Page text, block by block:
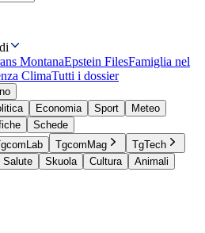
MontanaEpstein FilesFamiglia nel
ClimaTutti i dossier
Economia Sport
Meteo
Schede
TgcomMag
TgTech
Salute Skuola Cultura
Animali